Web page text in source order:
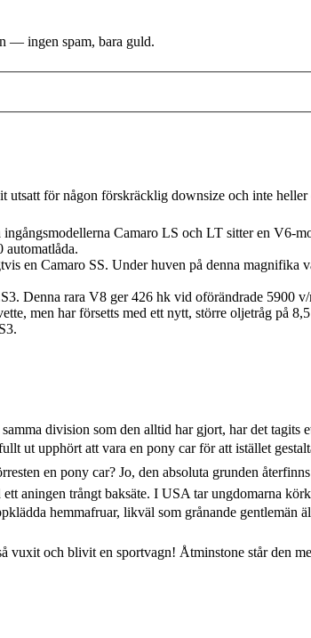
— ingen spam, bara guld.
för någon förskräcklig downsize och inte
Camaro LS och LT sitter en
automatlåda.
en Camaro SS. Under huven på denna
Denna rara V8 ger 426 hk vid oförändrade 5900
men har försetts med ett nytt, större oljetråg på
division som den alltid har gjort, har det
ut upphört att vara en pony car för att istället
en pony car? Jo, den absoluta grunden
aningen trångt baksäte. I USA tar ungdomarna
hemmafruar, likväl som grånande
och blivit en sportvagn! Åtminstone står den med